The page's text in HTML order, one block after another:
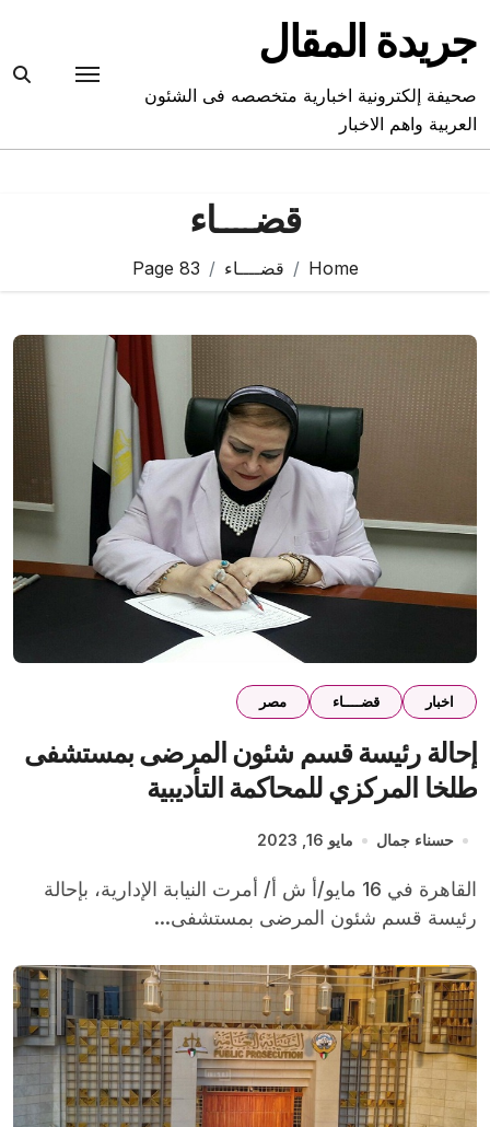
content
جريدة المقال
صحيفة إلكترونية اخبارية متخصصه فى الشئون
العربية واهم الاخبار
قضــــاء
Home قضــــاء Page 83
اخبار قضــــاء مصر
إحالة رئيسة قسم شئون المرضى بمستشفى
طلخا المركزي للمحاكمة التأديبية
حسناء جمال مايو 16, 2023
القاهرة في 16 مايو/أ ش أ/ أمرت النيابة الإدارية، بإحالة
رئيسة قسم شئون المرضى بمستشفى...